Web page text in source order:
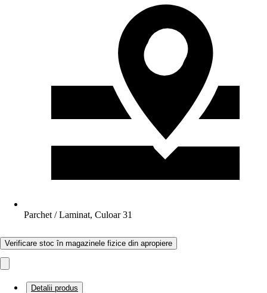
Parchet / Laminat, Culoar 31
Verificare stoc în magazinele fizice din apropiere
Detalii produs